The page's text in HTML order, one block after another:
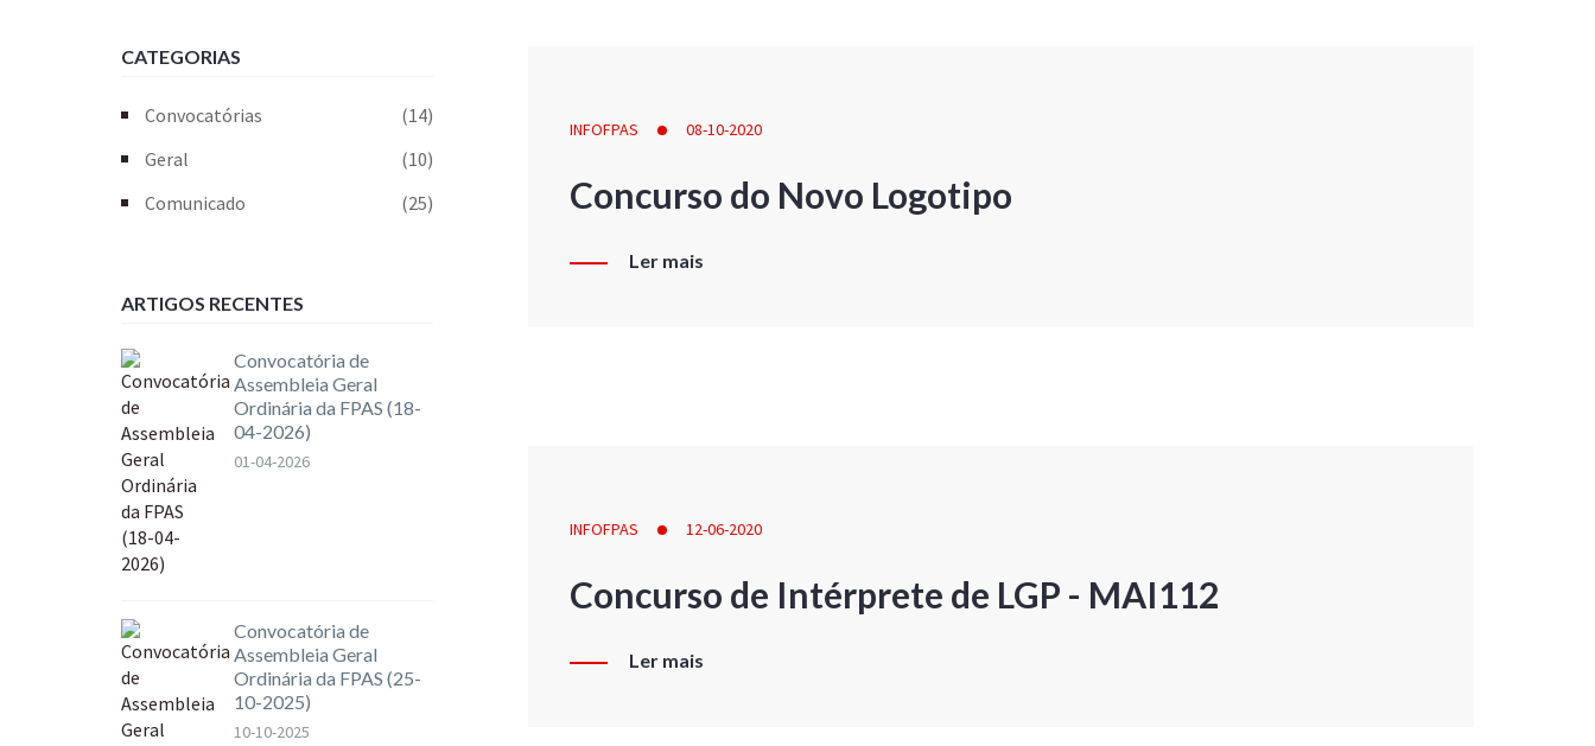
INFOFPAS 08-10-2020
Concurso do Novo Logotipo
Ler mais
INFOFPAS 12-06-2020
Concurso de Intérprete de LGP - MAI112
Ler mais
CATEGORIAS
Convocatórias
(14)
Geral
(10)
Comunicado
(25)
ARTIGOS RECENTES
Convocatória de
Assembleia Geral
Ordinária da FPAS (18-
04-2026)
01-04-2026
Convocatória de
Assembleia Geral
Ordinária da FPAS (25-
10-2025)
10-10-2025